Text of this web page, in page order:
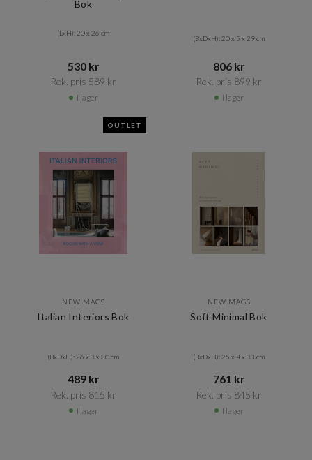
Bok
(LxH): 20 x 26 cm
530 kr​​
Rek. pris 589 kr​​
I lager
(BxDxH): 20 x 5 x 29 cm
806 kr​​
Rek. pris 899 kr​​
I lager
OUTLET
NEW MAGS
Italian Interiors Bok
(BxDxH): 26 x 3 x 30 cm
489 kr​​
Rek. pris 815 kr​​
I lager
NEW MAGS
Soft Minimal Bok
(BxDxH): 25 x 4 x 33 cm
761 kr​​
Rek. pris 845 kr​​
I lager